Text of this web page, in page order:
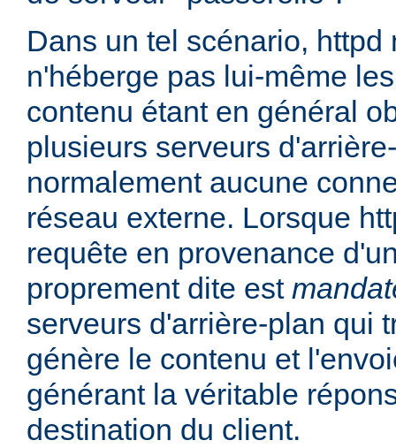
Dans un tel scénario, httpd
n'héberge pas lui-même
contenu étant en général
plusieurs serveurs
normalement aucune
réseau externe. Lorsque
requête en provenance
proprement dite est
serveurs d'arrière-plan qui
génère le contenu et
générant la véritable
destination du client.